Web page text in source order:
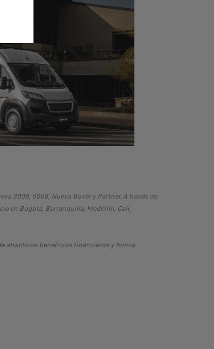
3008, 5008, Nueva Boxer y Partner. A través de
en Bogotá, Barranquilla, Medellín, Cali,
atractivos beneficios financieros y bonos